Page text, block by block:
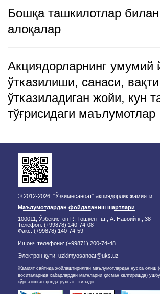
Бошқа ташкилотлар
алоқалар
Акциядорларнинг умумий
ўтказилиши, санаси,
ўтказиладиган жойи, кун
тўғрисидаги маълумотлар
© 2012-2026, "Ўзкимёсаноат" акциядорлик жамияти
Маълумотлардан фойдаланиш шартлари
100011, Ўзбекистон Р., Тошкент ш., А. Навоий к., 38
Телефон: (+99878) 140-74-08
Факс: (+99878) 140-74-59
Ишонч телефони: (+99871) 200-74-48
Электрон қути: uzkimyosanoat@uks.uz
Жамият сайтида жойлаштирилган маълумотлардан нусха олиш
воситаларида хабарлардан матнларни қисман келтиришда)
кўрсатилган ҳолда рухсат этилади.